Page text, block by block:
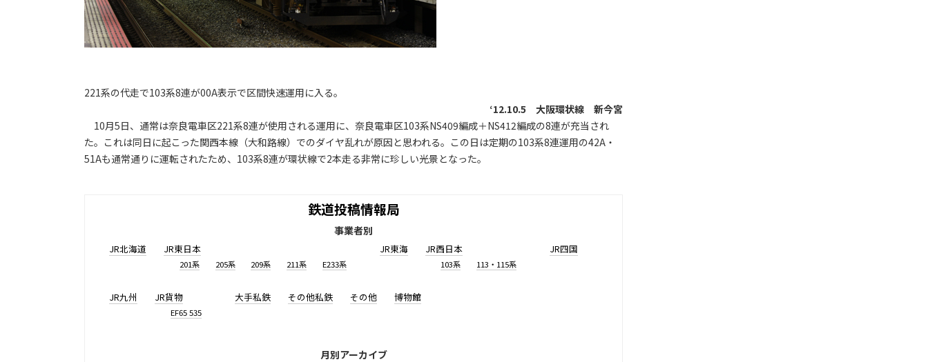
221系の代走で103系8連が00A表示で区間快速運用に入る。
‘12.10.5 大阪環状線 新今宮
10月5日、通常は奈良電車区221系8連が使用される運用に、奈良電車区103系NS409編成＋NS412編成の8連が充当され
た。これは同日に起こった関西本線（大和路線）でのダイヤ乱れが原因と思われる。この日は定期の103系8連運用の42A・
51Aも通常通りに運転されたため、103系8連が環状線で2本走る非常に珍しい光景となった。
鉄道投稿情報局
事業者別
JR北海道 JR東日本
201系 205系 209系 211系 E233系
JR東海 JR西日本
103系 113・115系
JR四国
JR九州 JR貨物
EF65 535
大手私鉄 その他私鉄 その他 博物館
月別アーカイブ